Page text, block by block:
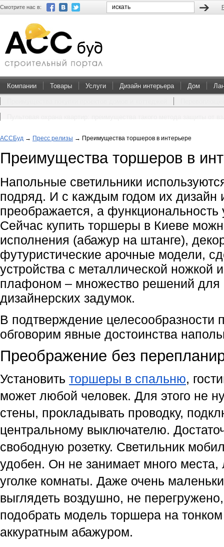
Смотрите нас в:
Компании Товары Услуги Дизайн интерьера Дом
АССБуд → Пресс релизы → Преимущества торшеров в интерьере
Преимущества торшеров в
Напольные светильники
подряд. И с каждым годом их дизайн
преображается, а функциональность
Сейчас купить торшеры в Киеве
исполнения (абажур на штанге),
футуристические арочные модели,
устройства с металлической
плафоном – множество решений
дизайнерских задумок.
В подтверждение целесообразности
обговорим явные достоинства
Преображение без
Установить торшеры в спальню,
может любой человек. Для этого не
стены, прокладывать проводку,
центральному выключателю.
свободную розетку. Светильник
удобен. Он не занимает много места,
уголке комнаты. Даже очень
выглядеть воздушно, не
подобрать модель торшера на
аккуратным абажуром.